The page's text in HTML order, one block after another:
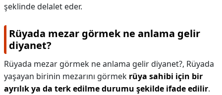
şeklinde delalet eder.
Rüyada mezar görmek ne anlama gelir
diyanet?
Rüyada mezar görmek ne anlama gelir diyanet?, Rüyada
yaşayan birinin mezarını görmek rüya sahibi için bir
ayrılık ya da terk edilme durumu şekilde ifade edilir.